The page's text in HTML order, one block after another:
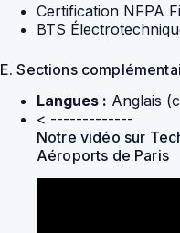
Certification NFPA
BTS
E. Sections
Langues : Anglais
< -------------
Notre vidéo sur
Aéroports de Paris